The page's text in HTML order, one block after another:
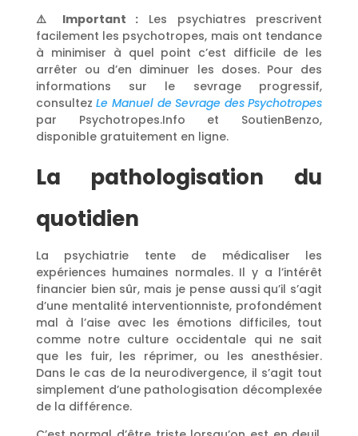
⚠️ Important : Les psychiatres prescrivent
facilement les psychotropes, mais ont tendance
à minimiser à quel point c’est difficile de les
arrêter ou d’en diminuer les doses. Pour des
informations sur le sevrage progressif,
consultezLe Manuel de Sevrage des Psychotropes
par Psychotropes.Info et SoutienBenzo,
disponible gratuitement en ligne.
La pathologisation du
quotidien
La psychiatrie tente de médicaliser les
expériences humaines normales. Il y a l’intérêt
financier bien sûr, mais je pense aussi qu’il s’agit
d’une mentalité interventionniste, profondément
mal à l’aise avec les émotions difficiles, tout
comme notre culture occidentale qui ne sait
que les fuir, les réprimer, ou les anesthésier.
Dans le cas de la neurodivergence, il s’agit tout
simplement d’une pathologisation décomplexée
de la différence.